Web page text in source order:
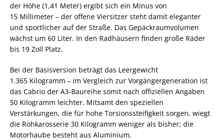
der Höhe (1,41 Meter) ergibt sich ein Minus von
15 Millimeter – der offene Viersitzer steht damit eleganter
und sportlicher auf der Straße. Das Gepäckraumvolumen
wächst um 60 Liter. In den Radhäusern finden große Räder
bis 19 Zoll Platz.
Bei der Basisversion beträgt das Leergewicht
1.365 Kilogramm – im Vergleich zur Vorgängergeneration ist
das Cabrio der A3-Baureihe somit nach offiziellen Angaben
50 Kilogramm leichter. Mitsamt den speziellen
Verstärkungen, die für hohe Torsionssteifigkeit sorgen, wiegt
die Rohkarosserie 30 Kilogramm weniger als bisher; die
Motorhaube besteht aus Aluminium.